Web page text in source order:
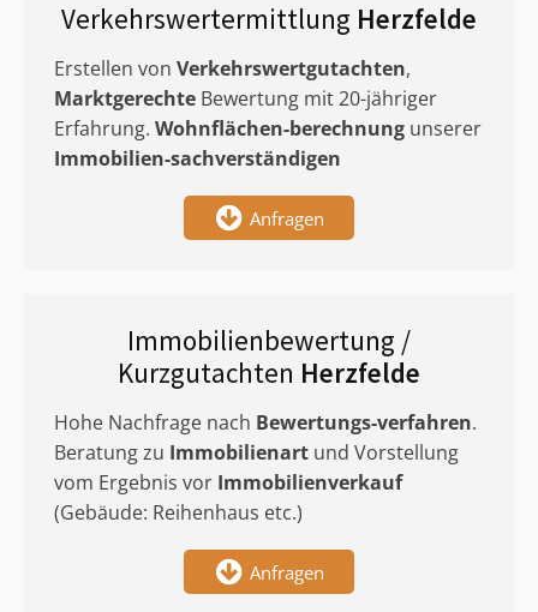
Verkehrswertermittlung Herzfelde
Erstellen von Verkehrswertgutachten,
Marktgerechte Bewertung mit 20-jähriger
Erfahrung. Wohnflächen-berechnung unserer
Immobilien-sachverständigen
Anfragen
Immobilienbewertung /
Kurzgutachten Herzfelde
Hohe Nachfrage nach Bewertungs-verfahren.
Beratung zu Immobilienart und Vorstellung
vom Ergebnis vor Immobilienverkauf
(Gebäude: Reihenhaus etc.)
Anfragen